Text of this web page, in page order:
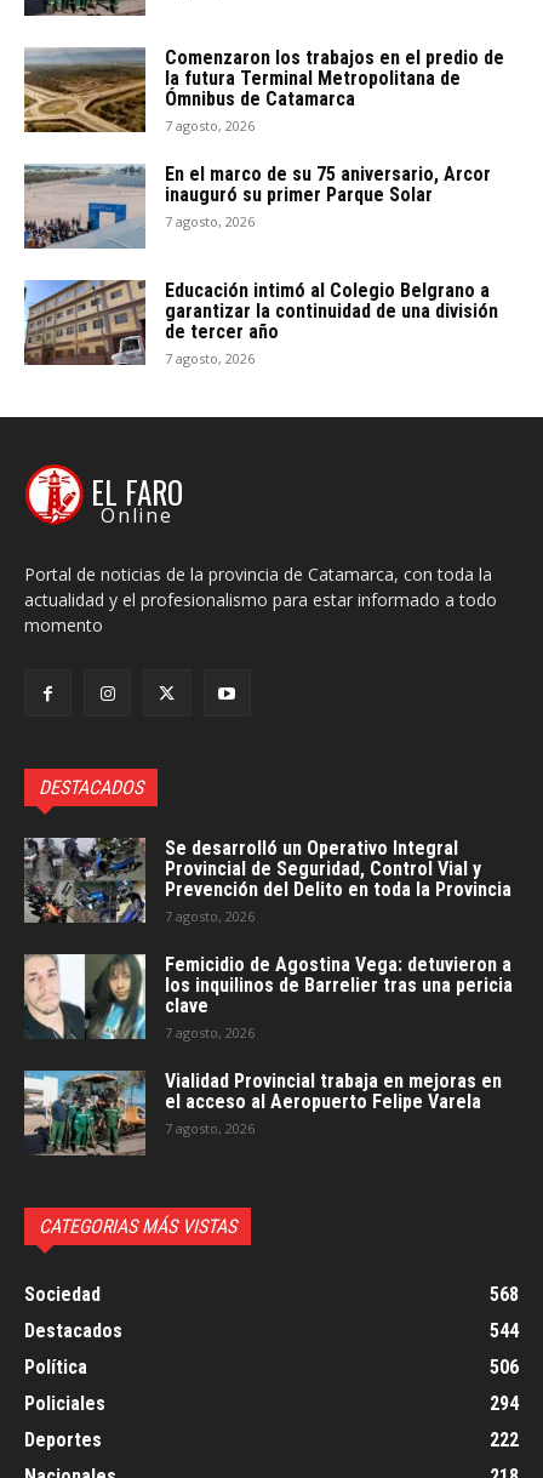
Comenzaron los trabajos en el predio de
la futura Terminal Metropolitana de
Ómnibus de Catamarca
7 agosto, 2026
En el marco de su 75 aniversario, Arcor
inauguró su primer Parque Solar
7 agosto, 2026
Educación intimó al Colegio Belgrano a
garantizar la continuidad de una división
de tercer año
7 agosto, 2026
EL FARO
Online
Portal de noticias de la provincia de Catamarca, con toda la
actualidad y el profesionalismo para estar informado a todo
momento
DESTACADOS
Se desarrolló un Operativo Integral
Provincial de Seguridad, Control Vial y
Prevención del Delito en toda la Provincia
7 agosto, 2026
Femicidio de Agostina Vega: detuvieron a
los inquilinos de Barrelier tras una pericia
clave
7 agosto, 2026
Vialidad Provincial trabaja en mejoras en
el acceso al Aeropuerto Felipe Varela
7 agosto, 2026
CATEGORIAS MÁS VISTAS
Sociedad
568
Destacados
544
Política
506
Policiales
294
Deportes
222